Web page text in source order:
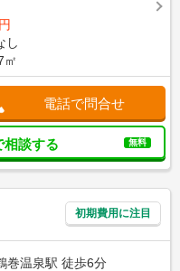
し
㎡
電話で問合せ
相談する 無料
初期費用に注目
巻温泉駅 徒歩6分